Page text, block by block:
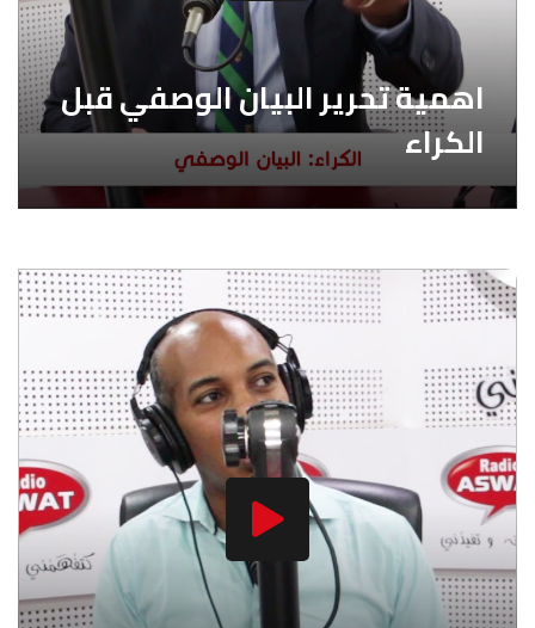
اهمية تحرير البيان الوصفي قبل
الكراء